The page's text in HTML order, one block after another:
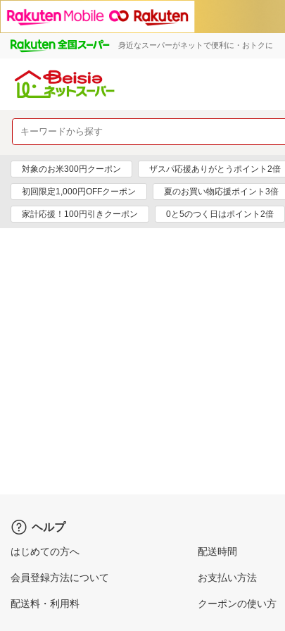
身近なスーパーがネットで便利に・おトクに
対象のお米300円クーポン ザスパ応援ありがとうポイント2倍
初回限定1,000円OFFクーポン 夏のお買い物応援ポイント3倍
家計応援！100円引きクーポン 0と5のつく日はポイント2倍
ヘルプ
はじめての方へ
会員登録方法について
配送料・利用料
配送時間
お支払い方法
クーポンの使い方